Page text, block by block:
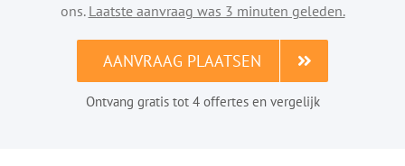
ons. Laatste aanvraag was 3 minuten geleden.
AANVRAAG PLAATSEN
Ontvang gratis tot 4 offertes en vergelijk